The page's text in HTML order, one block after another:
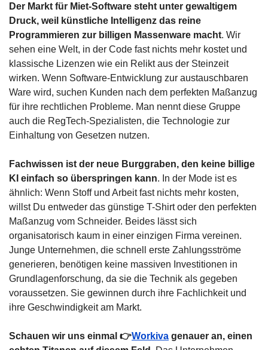
Der Markt für Miet-Software steht unter gewaltigem
Druck, weil künstliche Intelligenz das reine
Programmieren zur billigen Massenware macht. Wir
sehen eine Welt, in der Code fast nichts mehr kostet und
klassische Lizenzen wie ein Relikt aus der Steinzeit
wirken. Wenn Software-Entwicklung zur austauschbaren
Ware wird, suchen Kunden nach dem perfekten Maßanzug
für ihre rechtlichen Probleme. Man nennt diese Gruppe
auch die RegTech-Spezialisten, die Technologie zur
Einhaltung von Gesetzen nutzen.
Fachwissen ist der neue Burggraben, den keine billige
KI einfach so überspringen kann. In der Mode ist es
ähnlich: Wenn Stoff und Arbeit fast nichts mehr kosten,
willst Du entweder das günstige T-Shirt oder den perfekten
Maßanzug vom Schneider. Beides lässt sich
organisatorisch kaum in einer einzigen Firma vereinen.
Junge Unternehmen, die schnell erste Zahlungsströme
generieren, benötigen keine massiven Investitionen in
Grundlagenforschung, da sie die Technik als gegeben
voraussetzen. Sie gewinnen durch ihre Fachlichkeit und
ihre Geschwindigkeit am Markt.
Schauen wir uns einmal 👉Workiva genauer an, einen